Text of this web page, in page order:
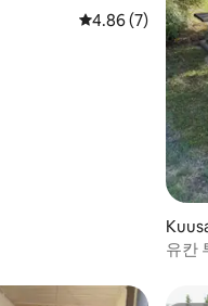
평점 4.86점(5점
4.86 (7)
유칸